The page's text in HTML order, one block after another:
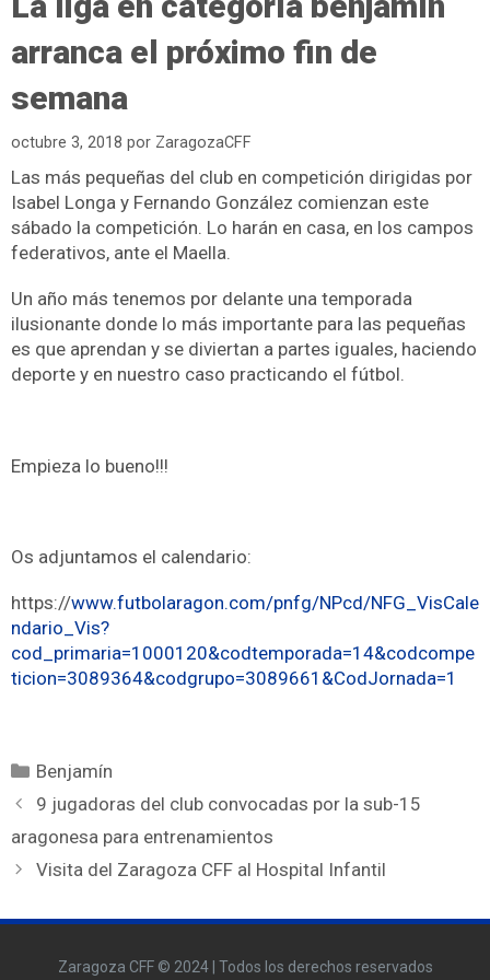
arranca el próximo fin de
semana
octubre 3, 2018 por ZaragozaCFF
Las más pequeñas del club en competición dirigidas por
Isabel Longa y Fernando González comienzan este
sábado la competición. Lo harán en casa, en los campos
federativos, ante el Maella.
Un año más tenemos por delante una temporada
ilusionante donde lo más importante para las pequeñas
es que aprendan y se diviertan a partes iguales, haciendo
deporte y en nuestro caso practicando el fútbol.
Empieza lo bueno!!!
Os adjuntamos el calendario:
https://www.futbolaragon.com/pnfg/NPcd/NFG_VisCale
ndario_Vis?
cod_primaria=1000120&codtemporada=14&codcompe
ticion=3089364&codgrupo=3089661&CodJornada=1
Benjamín
9 jugadoras del club convocadas por la sub-15
aragonesa para entrenamientos
Visita del Zaragoza CFF al Hospital Infantil
Zaragoza CFF © 2024 | Todos los derechos reservados